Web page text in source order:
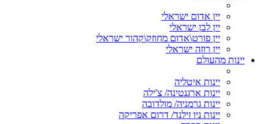
יין אדום ישראלי
יין לבן ישראלי
יין פורט\אדום מחוזק\קהור ישראלי
יין רוזה ישראלי
יינות מהעולם
יינות איטליה
יינות ארגנטינה/ צ'ילה
יינות גרמניה/ מולדובה
יינות ניו זילנד/ דרום אפריקה